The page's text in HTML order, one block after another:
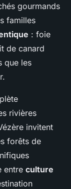
gourmands
familles
: foie
de canard
que les
rivières
invitent
forêts de
entre culture